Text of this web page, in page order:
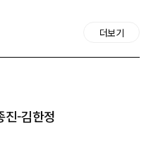
진-김한정
더보기